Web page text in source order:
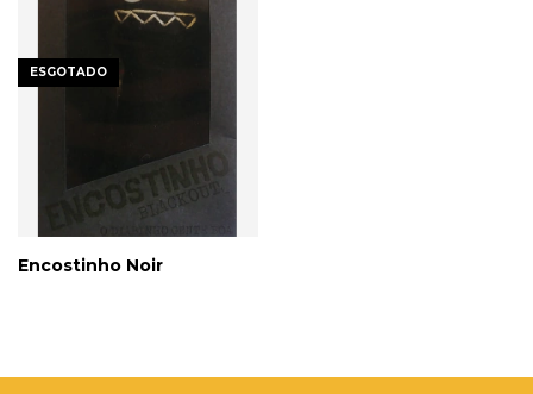
ESGOTADO
Encostinho Noir